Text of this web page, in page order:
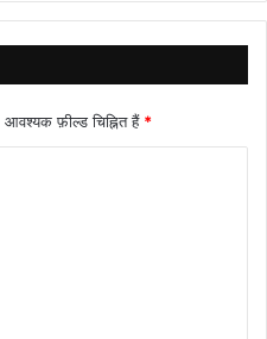
आवश्यक फ़ील्ड चिह्नित हैं *